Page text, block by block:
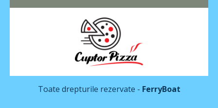
Toate drepturile rezervate - FerryBoat